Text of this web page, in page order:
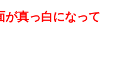
が真っ白になって